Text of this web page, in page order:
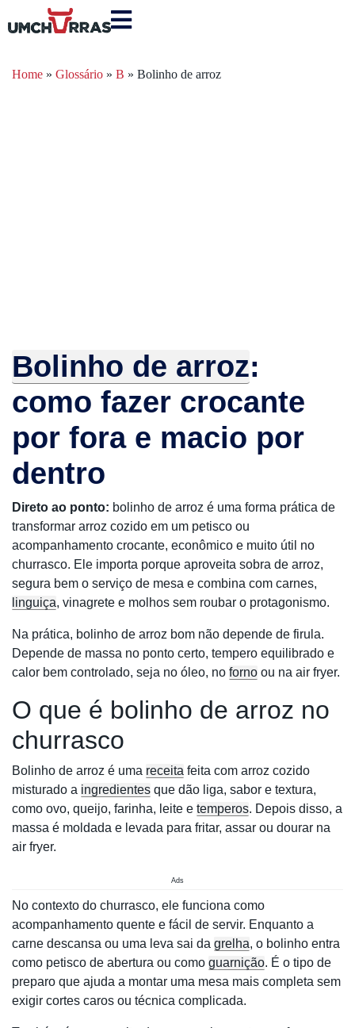
Home » Glossário » B » Bolinho de arroz
Bolinho de arroz:
como fazer crocante
por fora e macio por
dentro
Direto ao ponto: bolinho de arroz é uma forma prática de
transformar arroz cozido em um petisco ou
acompanhamento crocante, econômico e muito útil no
churrasco. Ele importa porque aproveita sobra de arroz,
segura bem o serviço de mesa e combina com carnes,
linguiça, vinagrete e molhos sem roubar o protagonismo.
Na prática, bolinho de arroz bom não depende de firula.
Depende de massa no ponto certo, tempero equilibrado e
calor bem controlado, seja no óleo, no forno ou na air fryer.
O que é bolinho de arroz no
churrasco
Bolinho de arroz é uma receita feita com arroz cozido
misturado a ingredientes que dão liga, sabor e textura,
como ovo, queijo, farinha, leite e temperos. Depois disso, a
massa é moldada e levada para fritar, assar ou dourar na
air fryer.
Ads
No contexto do churrasco, ele funciona como
acompanhamento quente e fácil de servir. Enquanto a
carne descansa ou uma leva sai da grelha, o bolinho entra
como petisco de abertura ou como guarnição. É o tipo de
preparo que ajuda a montar uma mesa mais completa sem
exigir cortes caros ou técnica complicada.